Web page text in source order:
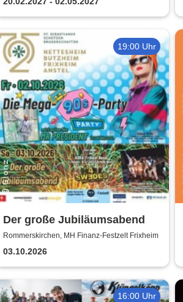
19:00 Uhr
Der große Jubiläumsabend
Rommerskirchen, MH Finanz-Festzelt Frixheim
03.10.2026
16:00 Uhr